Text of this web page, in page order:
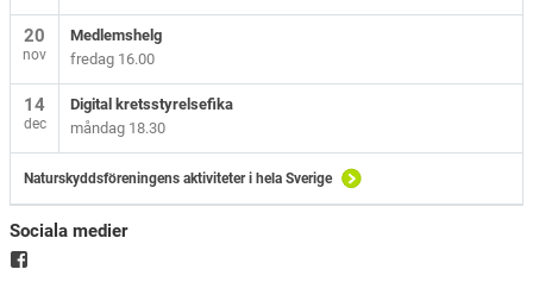
20
nov
Medlemshelg
fredag 16.00
14
dec
Digital kretsstyrelsefika
måndag 18.30
Naturskyddsföreningens aktiviteter i hela Sverige
Sociala medier